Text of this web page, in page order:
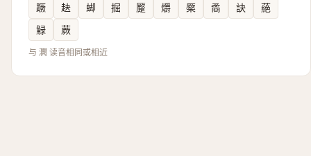
蹶 赽 䖼 掘 蹷 爝 橜 矞 訣
蕝
觮
蕨
与 灍 读音相同或相近